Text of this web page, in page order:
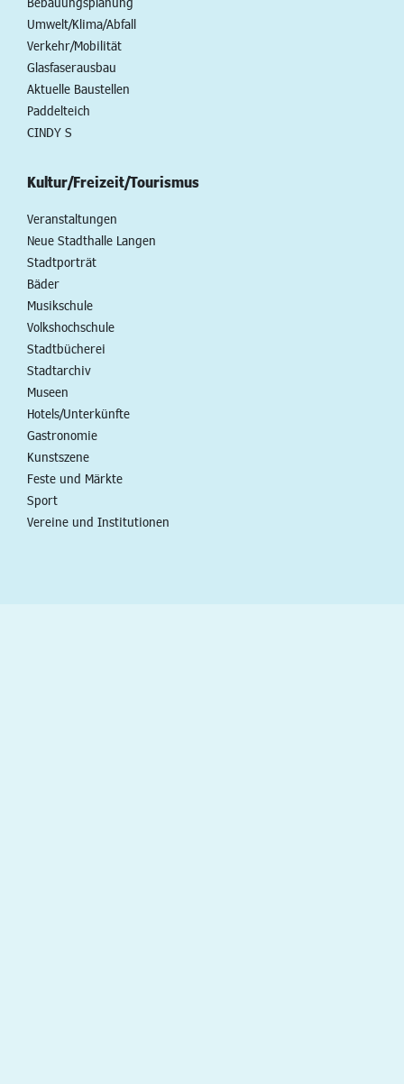
Umwelt/Klima/Abfall
Verkehr/Mobilität
Glasfaserausbau
Aktuelle Baustellen
Paddelteich
CINDY S
Kultur/Freizeit/Tourismus
Veranstaltungen
Neue Stadthalle Langen
Stadtporträt
Bäder
Musikschule
Volkshochschule
Stadtbücherei
Stadtarchiv
Museen
Hotels/Unterkünfte
Gastronomie
Kunstszene
Feste und Märkte
Sport
Vereine und Institutionen